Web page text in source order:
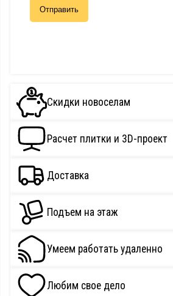
Скидки новоселам
Расчет плитки и 3D-проект
Доставка
Подъем на этаж
Умеем работать удаленно
Любим свое дело